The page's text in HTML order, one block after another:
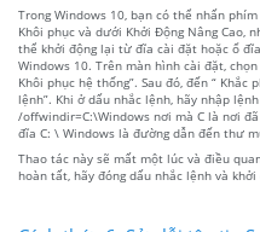
Trong Windows 10, bạn có thể nhấn
Khôi phục và dưới Khởi Động Nâng Cao,
thể khởi động lại từ đĩa cài đặt hoặc ổ
Windows 10. Trên màn hình cài đặt,
Khôi phục hệ thống”. Sau đó, đến “ Khắc
lệnh”. Khi ở dấu nhắc lệnh, hãy nhập
/offwindir=C:\Windows nơi mà C là nơi
đĩa C: \ Windows là đường dẫn đến thư
Thao tác này sẽ mất một lúc và điều
hoàn tất, hãy đóng dấu nhắc lệnh và